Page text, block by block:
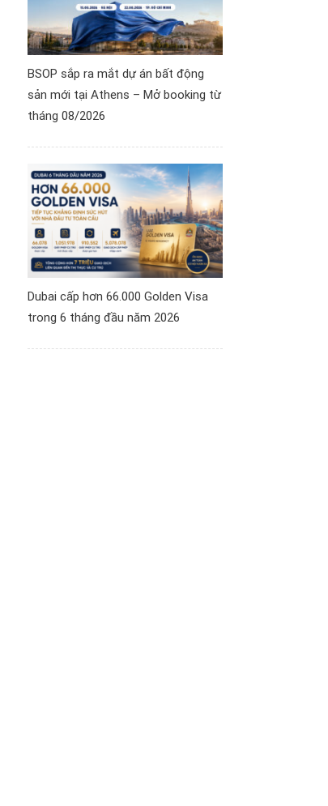
BSOP sắp ra mắt dự án bất động
sản mới tại Athens – Mở booking từ
tháng 08/2026
Dubai cấp hơn 66.000 Golden Visa
trong 6 tháng đầu năm 2026